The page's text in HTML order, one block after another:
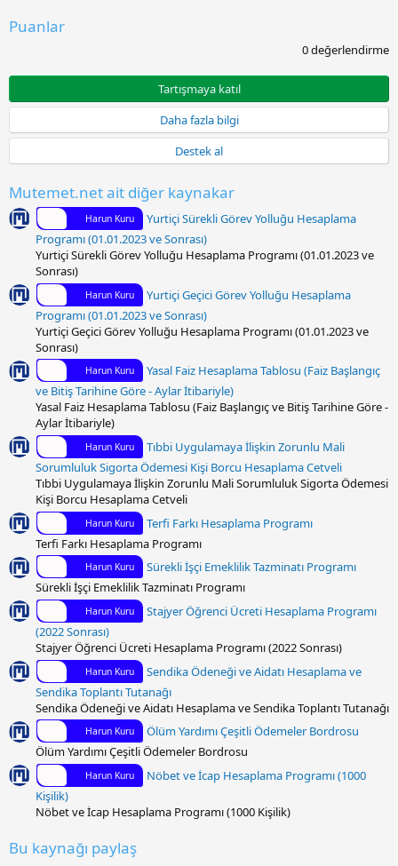
Puanlar
0
y
ı
d
z
0 değerlendirme
Tartışmaya katıl
Daha fazla bilgi
Destek al
Mutemet.net ait diğer kaynakar
Harun Kuru
Yurtiçi Sürekli Görev Yolluğu Hesaplama
Programı (01.01.2023 ve Sonrası)
Yurtiçi Sürekli Görev Yolluğu Hesaplama Programı (01.01.2023 ve
Sonrası)
Harun Kuru
Yurtiçi Geçici Görev Yolluğu Hesaplama
Programı (01.01.2023 ve Sonrası)
Yurtiçi Geçici Görev Yolluğu Hesaplama Programı (01.01.2023 ve
Sonrası)
Harun Kuru
Yasal Faiz Hesaplama Tablosu (Faiz Başlangıç
ve Bitiş Tarihine Göre - Aylar İtibariyle)
Yasal Faiz Hesaplama Tablosu (Faiz Başlangıç ve Bitiş Tarihine Göre -
Aylar İtibariyle)
Harun Kuru
Tıbbi Uygulamaya İlişkin Zorunlu Mali
Sorumluluk Sigorta Ödemesi Kişi Borcu Hesaplama Cetveli
Tıbbi Uygulamaya İlişkin Zorunlu Mali Sorumluluk Sigorta Ödemesi
Kişi Borcu Hesaplama Cetveli
Harun Kuru
Terfi Farkı Hesaplama Programı
Terfi Farkı Hesaplama Programı
Harun Kuru
Sürekli İşçi Emeklilik Tazminatı Programı
Sürekli İşçi Emeklilik Tazminatı Programı
Harun Kuru
Stajyer Öğrenci Ücreti Hesaplama Programı
(2022 Sonrası)
Stajyer Öğrenci Ücreti Hesaplama Programı (2022 Sonrası)
Harun Kuru
Sendika Ödeneği ve Aidatı Hesaplama ve
Sendika Toplantı Tutanağı
Sendika Ödeneği ve Aidatı Hesaplama ve Sendika Toplantı Tutanağı
Harun Kuru
Ölüm Yardımı Çeşitli Ödemeler Bordrosu
Ölüm Yardımı Çeşitli Ödemeler Bordrosu
Harun Kuru
Nöbet ve İcap Hesaplama Programı (1000
Kişilik)
Nöbet ve İcap Hesaplama Programı (1000 Kişilik)
Bu kaynağı paylaş